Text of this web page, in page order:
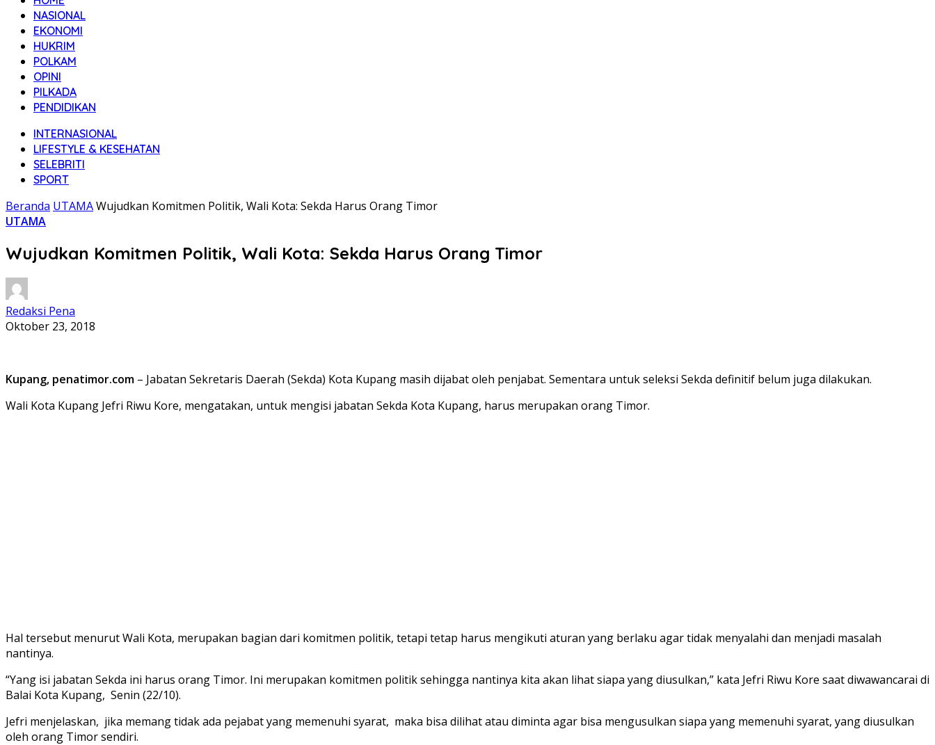
NASIONAL
EKONOMI
HUKRIM
POLKAM
OPINI
PILKADA
PENDIDIKAN
INTERNASIONAL
LIFESTYLE & KESEHATAN
SELEBRITI
SPORT
Beranda UTAMAWujudkan Komitmen Politik, Wali Kota: Sekda Harus Orang Timor
UTAMA
Wujudkan Komitmen Politik, Wali Kota: Sekda Harus Orang Timor
Redaksi Pena
Oktober 23, 2018
Kupang, penatimor.com – Jabatan Sekretaris Daerah (Sekda) Kota Kupang masih dijabat oleh penjabat. Sementara untuk seleksi Sekda definitif belum juga dilakukan.
Wali Kota Kupang Jefri Riwu Kore, mengatakan, untuk mengisi jabatan Sekda Kota Kupang, harus merupakan orang Timor.
Hal tersebut menurut Wali Kota, merupakan bagian dari komitmen politik, tetapi tetap harus mengikuti aturan yang berlaku agar tidak menyalahi dan menjadi masalah
nantinya.
“Yang isi jabatan Sekda ini harus orang Timor. Ini merupakan komitmen politik sehingga nantinya kita akan lihat siapa yang diusulkan,” kata Jefri Riwu Kore saat diwawancarai di
Balai Kota Kupang, Senin (22/10).
Jefri menjelaskan, jika memang tidak ada pejabat yang memenuhi syarat, maka bisa dilihat atau diminta agar bisa mengusulkan siapa yang memenuhi syarat, yang diusulkan
oleh orang Timor sendiri.